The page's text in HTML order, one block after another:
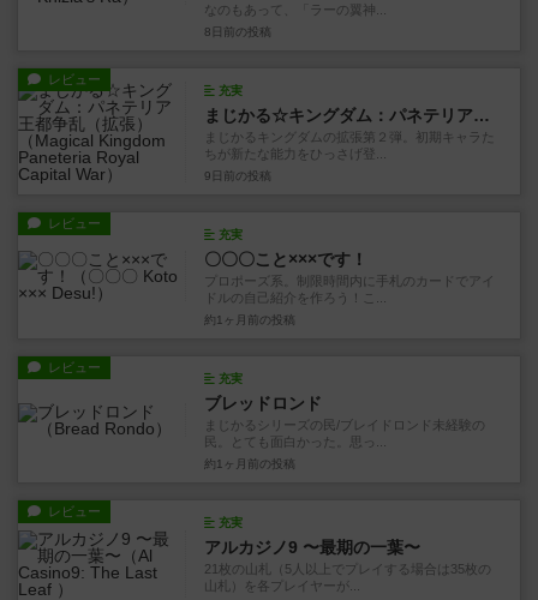
なのもあって、「ラーの翼神...
8日前 の投稿
レビュー
充実
まじかる☆キングダム：パネテリア王都争乱（拡張）
まじかるキングダムの拡張第２弾。初期キャラた
ちが新たな能力をひっさげ登...
9日前 の投稿
レビュー
充実
〇〇〇こと×××です！
プロポーズ系。制限時間内に手札のカードでアイ
ドルの自己紹介を作ろう！こ...
約1ヶ月前 の投稿
レビュー
充実
ブレッドロンド
まじかるシリーズの民/ブレイドロンド未経験の
民。とても面白かった。思っ...
約1ヶ月前 の投稿
レビュー
充実
アルカジノ9 〜最期の一葉〜
21枚の山札（5人以上でプレイする場合は35枚の
山札）を各プレイヤーが...